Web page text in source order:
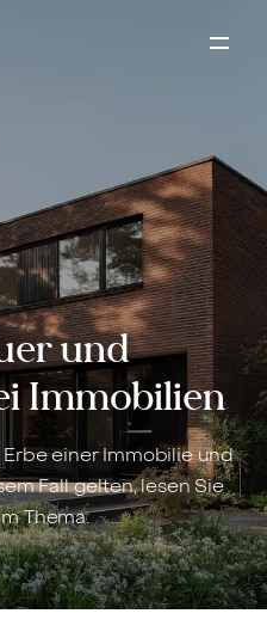
und
Immobilien
einer Immobilie und
Fall gelten, lesen Sie
Thema.